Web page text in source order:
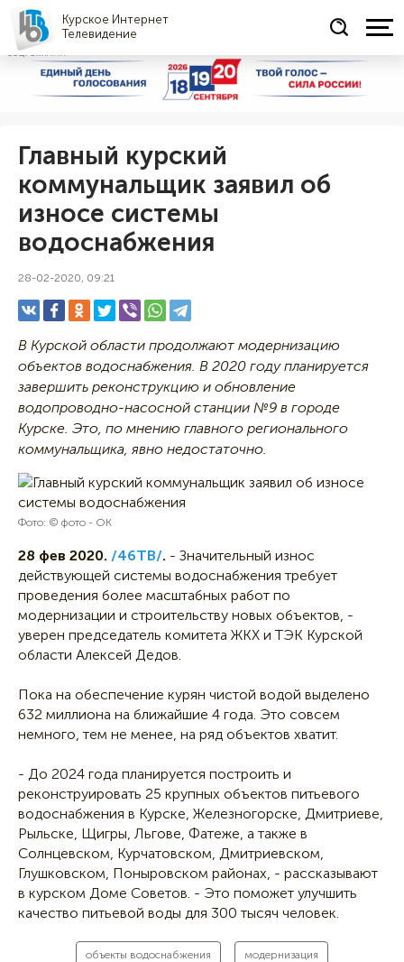
Курское Интернет
Телевидение
СОЦРЕКЛАМА
Главный курский
коммунальщик заявил об
износе системы
водоснабжения
28-02-2020, 09:21
В Курской области продолжают модернизацию
объектов водоснабжения. В 2020 году планируется
завершить реконструкцию и обновление
водопроводно-насосной станции №9 в городе
Курске. Это, по мнению главного регионального
коммунальщика, явно недостаточно.
Фото: © фото - ОК
28 фев 2020. /46ТВ/. - Значительный износ
действующей системы водоснабжения требует
проведения более масштабных работ по
модернизации и строительству новых объектов, -
уверен председатель комитета ЖКХ и ТЭК Курской
области Алексей Дедов.
Пока на обеспечение курян чистой водой выделено
632 миллиона на ближайшие 4 года. Это совсем
немного, тем не менее, на ряд объектов хватит.
- До 2024 года планируется построить и
реконструировать 25 крупных объектов питьевого
водоснабжения в Курске, Железногорске, Дмитриеве,
Рыльске, Щигры, Льгове, Фатеже, a также в
Солнцевском, Курчатовском, Дмитриевском,
Глушковском, Поныровском районах, - рассказывают
в курском Доме Советов. - Это поможет улучшить
качество питьевой воды для 300 тысяч человек.
объекты водоснабжения модернизация